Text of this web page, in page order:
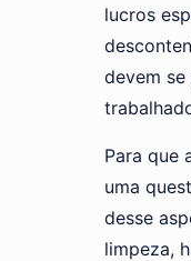
lucros
devem
Para que
uma
desse
limpeza,